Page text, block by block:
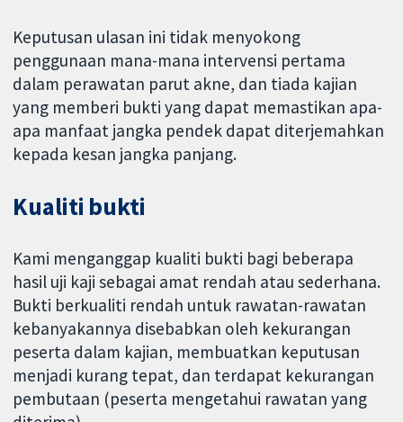
Keputusan ulasan ini tidak menyokong
penggunaan mana-mana intervensi pertama
dalam perawatan parut akne, dan tiada kajian
yang memberi bukti yang dapat memastikan apa-
apa manfaat jangka pendek dapat diterjemahkan
kepada kesan jangka panjang.
Kualiti bukti
Kami menganggap kualiti bukti bagi beberapa
hasil uji kaji sebagai amat rendah atau sederhana.
Bukti berkualiti rendah untuk rawatan-rawatan
kebanyakannya disebabkan oleh kekurangan
peserta dalam kajian, membuatkan keputusan
menjadi kurang tepat, dan terdapat kekurangan
pembutaan (peserta mengetahui rawatan yang